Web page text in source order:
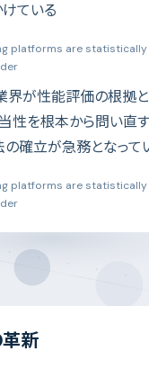
ている
platforms are
界が性能評価の根拠
性を根本から問い直す
確立が急務となって
platforms are
新